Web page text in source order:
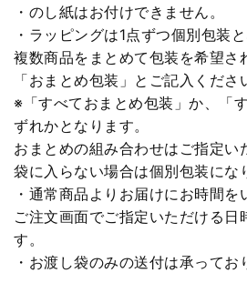
・のし紙はお付けできません。
・ラッピングは1点ずつ個別包装と
複数商品をまとめて包装を希望さ
「おまとめ包装」とご記入くださ
※「すべておまとめ包装」か、「
ずれかとなります。
おまとめの組み合わせはご指定い
袋に入らない場合は個別包装にな
・通常商品よりお届けにお時間を
ご注文画面でご指定いただける日
す。
・お渡し袋のみの送付は承ってお